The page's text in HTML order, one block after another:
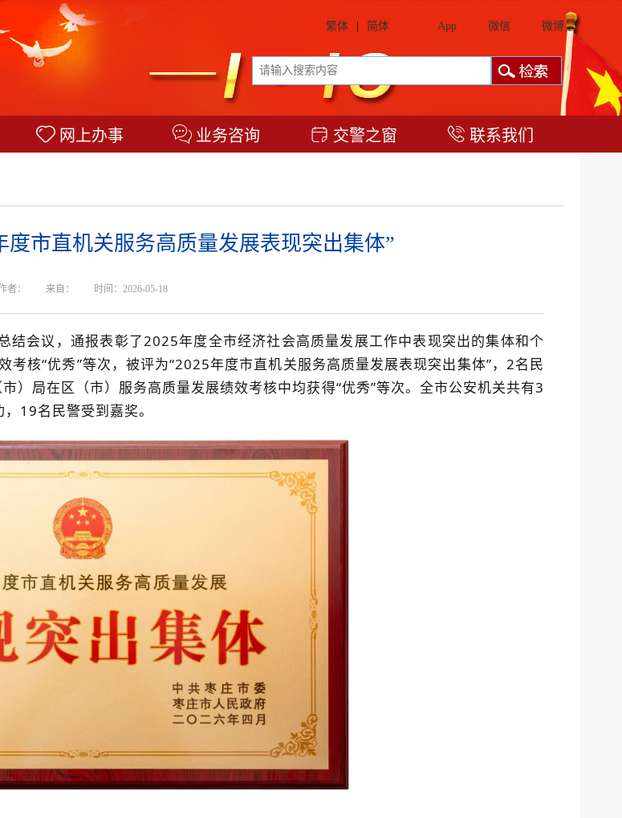
微博
微信
App
繁体 简体
网上办事 业务咨询 交警之窗 联系我们
度市直机关服务高质量发展表现突出集体”
者： 来自： 时间：2026-05-18
结会议，通报表彰了2025年度全市经济社会高质量发展工作中表现突出的集体和个
核“优秀”等次，被评为“2025年度市直机关服务高质量发展表现突出集体”，2名民
）局在区（市）服务高质量发展绩效考核中均获得“优秀”等次。全市公安机关共有3
19名民警受到嘉奖。